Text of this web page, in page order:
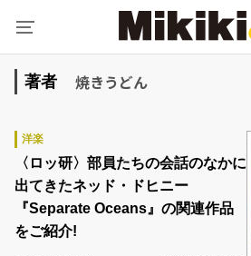
著者 焼きうどん
洋楽
〈ロッ研〉部員たちの会話のなかに
出てきたネッド・ドヒニー
『Separate Oceans』の関連作品
をご紹介!